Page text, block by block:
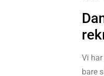
Vi
bare